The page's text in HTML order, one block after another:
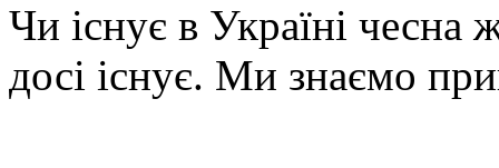
Чи існує в Україні чесна
досі існує. Ми знаємо